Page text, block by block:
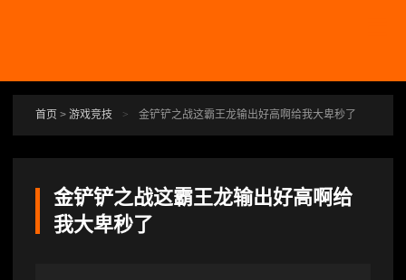
首页 > 游戏竞技 > 金铲铲之战这霸王龙输出好高啊给我大卑秒了
金铲铲之战这霸王龙输出好高啊给
我大卑秒了